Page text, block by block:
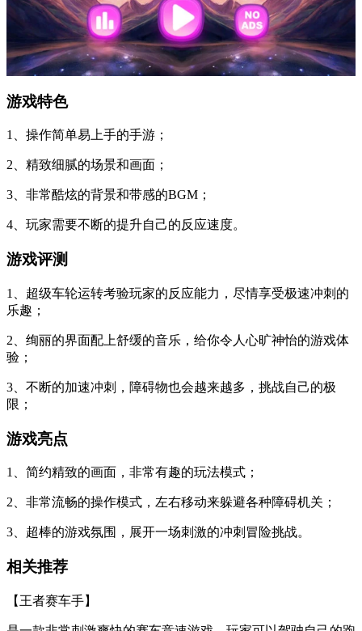
游戏特色
1、操作简单易上手的手游；
2、精致细腻的场景和画面；
3、非常酷炫的背景和带感的BGM；
4、玩家需要不断的提升自己的反应速度。
游戏评测
1、超级车轮运转考验玩家的反应能力，尽情享受极速冲刺的
乐趣；
2、绚丽的界面配上舒缓的音乐，给你令人心旷神怡的游戏体
验；
3、不断的加速冲刺，障碍物也会越来越多，挑战自己的极
限；
游戏亮点
1、简约精致的画面，非常有趣的玩法模式；
2、非常流畅的操作模式，左右移动来躲避各种障碍机关；
3、超棒的游戏氛围，展开一场刺激的冲刺冒险挑战。
相关推荐
【王者赛车手】